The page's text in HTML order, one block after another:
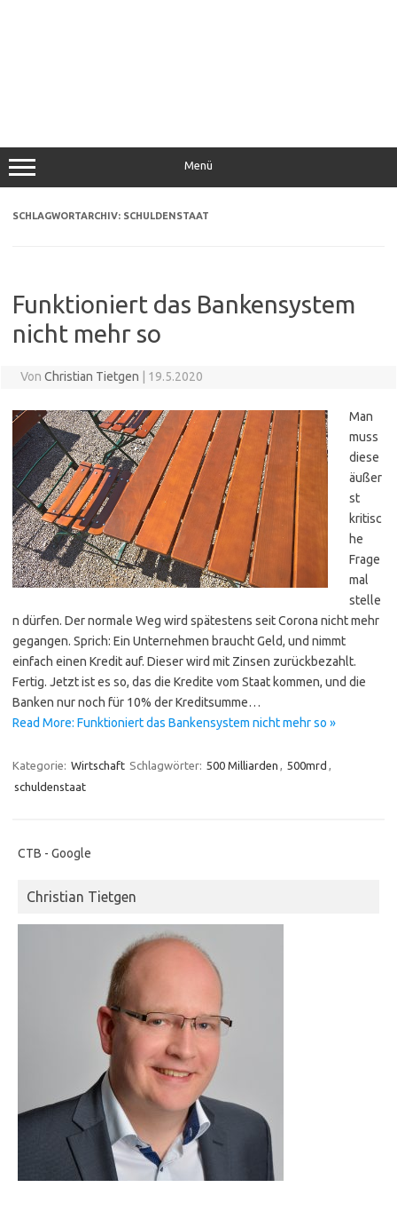
Menü
SCHLAGWORTARCHIV: SCHULDENSTAAT
Funktioniert das Bankensystem
nicht mehr so
Von Christian Tietgen | 19.5.2020
Man
muss
diese
äußer
st
kritisc
he
Frage
mal
stelle
n dürfen. Der normale Weg wird spätestens seit Corona nicht mehr
gegangen. Sprich: Ein Unternehmen braucht Geld, und nimmt
einfach einen Kredit auf. Dieser wird mit Zinsen zurückbezahlt.
Fertig. Jetzt ist es so, das die Kredite vom Staat kommen, und die
Banken nur noch für 10% der Kreditsumme…
Read More: Funktioniert das Bankensystem nicht mehr so »
Kategorie: Wirtschaft Schlagwörter: 500 Milliarden 500mrd
schuldenstaat
CTB - Google
Christian Tietgen